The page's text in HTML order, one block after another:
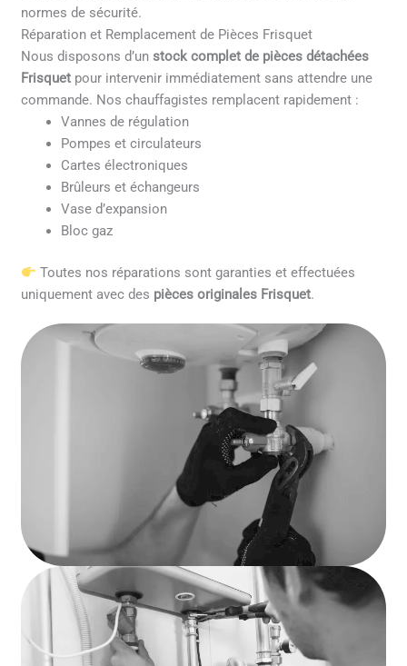
normes de sécurité.
Réparation et Remplacement de Pièces Frisquet
Nous disposons d’unstock complet de pièces détachées
Frisquet pour intervenir immédiatement sans attendre une
commande. Nos chauffagistes remplacent rapidement :
Vannes de régulation
Pompes et circulateurs
Cartes électroniques
Brûleurs et échangeurs
Vase d’expansion
Bloc gaz
Toutes nos réparations sont garanties et effectuées
uniquement avec des pièces originales Frisquet.